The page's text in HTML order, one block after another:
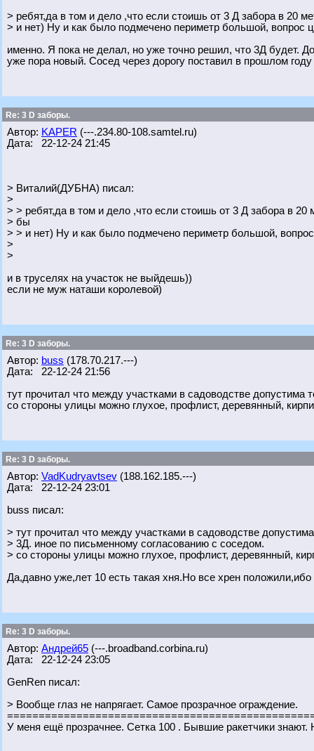
> ребят,да в том и дело ,что если стоишь от 3 Д забора в 20
> и нет) Ну и как было подмечено периметр большой, вопрос
именно. Я пока не делал, но уже точно решил, что 3Д будет.
уже пора новый. Сосед через дорогу поставил в прошлом
Re: 3 D заборы.
Автор: KAPER (---.234.80-108.samtel.ru)
Дата: 22-12-24 21:45
> Виталий(ДУБНА) писал:
>
> > ребят,да в том и дело ,что если стоишь от 3 Д забора в 20
> бы
> > и нет) Ну и как было подмечено периметр большой,
>
>
и в труселях на участок не выйдешь))
если не муж наташи королевой)
Re: 3 D заборы.
Автор: buss (178.70.217.---)
Дата: 22-12-24 21:56
тут прочитал что между участками в садоводстве
со стороны улицы можно глухое, профлист, деревянный,
Re: 3 D заборы.
Автор: VadKudryavtsev (188.162.185.---)
Дата: 22-12-24 23:01
buss писал:
> тут прочитал что между участками в садоводстве
> 3Д. иное по письменному согласованию с соседом.
> со стороны улицы можно глухое, профлист, деревянный,
Да,давно уже,лет 10 есть такая хня.Но все хрен
Re: 3 D заборы.
Автор: Андрей65 (---.broadband.corbina.ru)
Дата: 22-12-24 23:05
GenRen писал:
> Вообще глаз не напрягает. Самое прозрачное ограждение.
У меня ещё прозрачнее. Сетка 100 . Бывшие ракетчики знают.